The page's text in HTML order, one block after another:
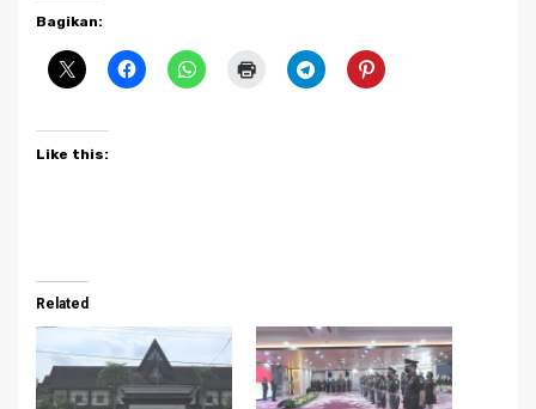
Bagikan:
Like this:
Related